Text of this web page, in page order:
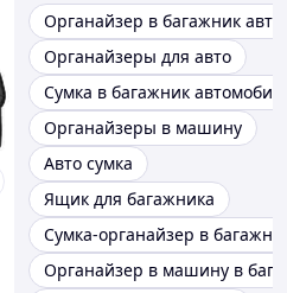
Органайзер в багажник
Органайзеры для авто
Сумка в багажник
Органайзеры в машину
Авто сумка
Ящик для багажника
Сумка-органайзер в
Органайзер в машину в